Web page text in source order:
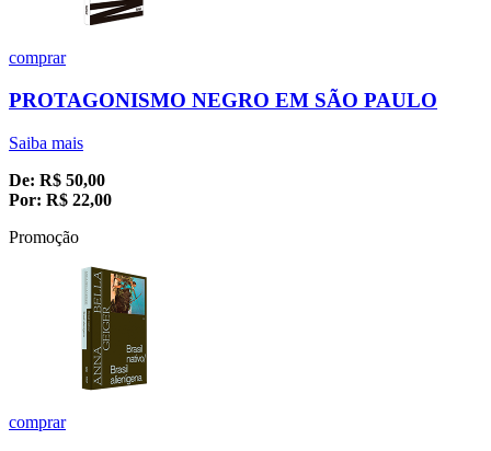
comprar
PROTAGONISMO NEGRO EM SÃO PAULO
Saiba mais
De: R$ 50,00
Por: R$ 22,00
Promoção
comprar